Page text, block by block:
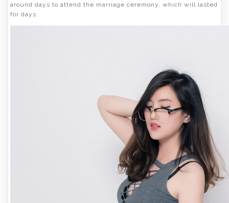
around days to attend the marriage ceremony, which will lasted
for days.